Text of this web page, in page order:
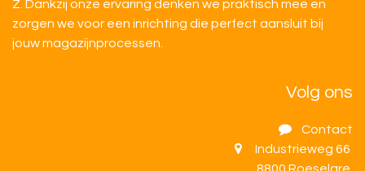
Z. Dankzij onze ervaring denken we praktisch mee en
zorgen we voor een inrichting die perfect aansluit bij
jouw magazijnprocessen.
Volg ons
Contact
Industrieweg 66